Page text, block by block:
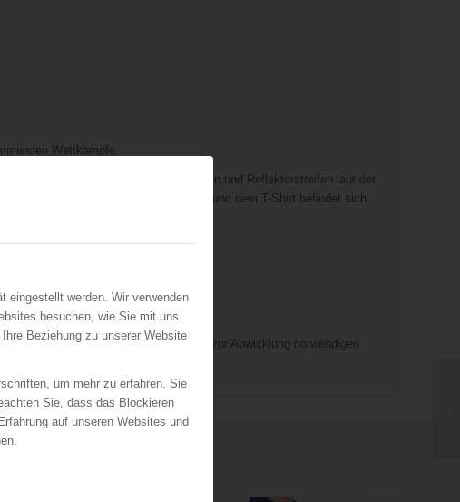
eingestellt werden. Wir verwenden
besuchen, wie Sie mit uns
Beziehung zu unserer Website
um mehr zu erfahren. Sie
Sie, dass das Blockieren
auf unseren Websites und
Wettkämpfe.
auf welcher sich das Korpsabzeichen und Reflektorstreifen laut der
gedruckt. Und Auf der Sporttasche und dem T-Shirt befindet sich
Aus diesem Grund werden die zur Abwicklung notwendigen